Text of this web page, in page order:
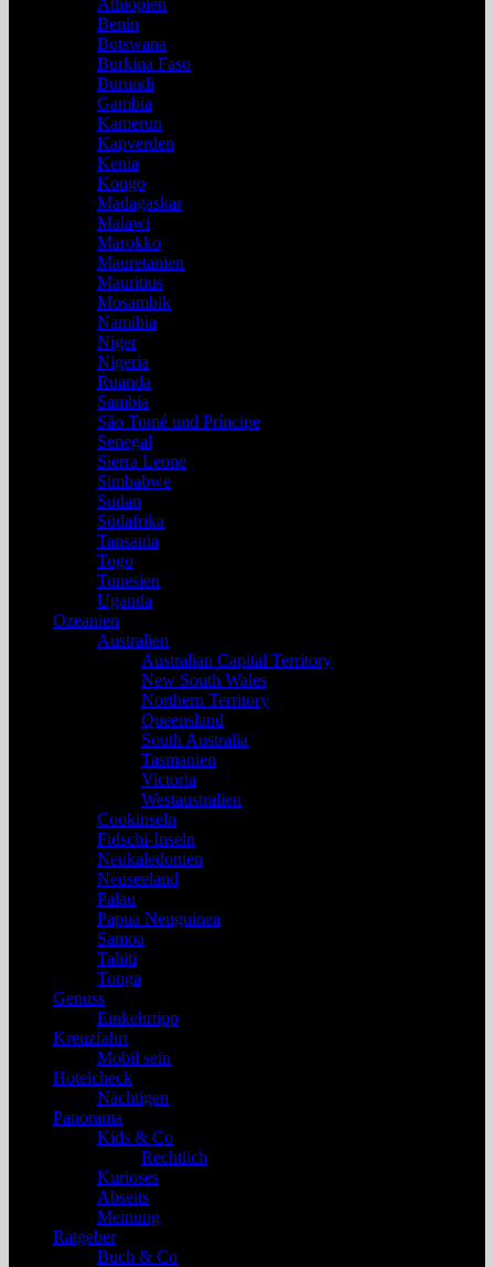
Äthiopien
Benin
Botswana
Burkina Faso
Burundi
Gambia
Kamerun
Kapverden
Kenia
Kongo
Madagaskar
Malawi
Marokko
Mauretanien
Mauritius
Mosambik
Namibia
Niger
Nigeria
Ruanda
Sambia
São Tomé und Príncipe
Senegal
Sierra Leone
Simbabwe
Sudan
Südafrika
Tansania
Togo
Tunesien
Uganda
Ozeanien
Australien
Australian Capital Territory
New South Wales
Northern Territory
Queensland
South Australia
Tasmanien
Victoria
Westaustralien
Cookinseln
Fidschi-Inseln
Neukaledonien
Neuseeland
Palau
Papua Neuguinea
Samoa
Tahiti
Tonga
Genuss
Einkehrtipp
Kreuzfahrt
Mobil sein
Hotelcheck
Nächtigen
Panorama
Kids & Co
Rechtlich
Kurioses
Abseits
Meinung
Ratgeber
Buch & Co